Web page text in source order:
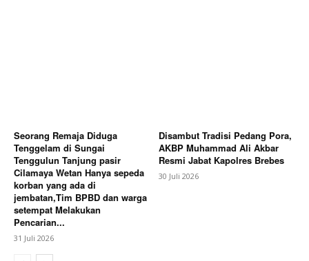
Seorang Remaja Diduga
Tenggelam di Sungai
Tenggulun Tanjung pasir
Cilamaya Wetan Hanya sepeda
korban yang ada di
jembatan,Tim BPBD dan warga
setempat Melakukan
Pencarian...
31 Juli 2026
Disambut Tradisi Pedang Pora,
AKBP Muhammad Ali Akbar
Resmi Jabat Kapolres Brebes
30 Juli 2026